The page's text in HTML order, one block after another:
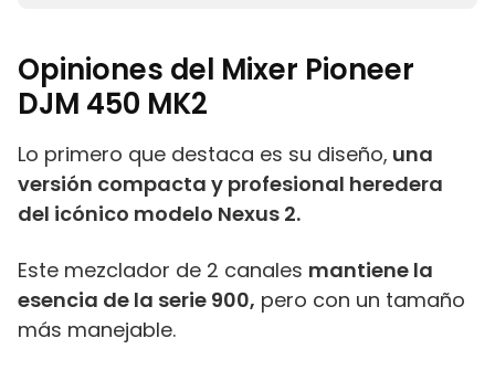
Opiniones del Mixer Pioneer
DJM 450 MK2
Lo primero que destaca es su diseño, una
versión compacta y profesional heredera
del icónico modelo Nexus 2.
Este mezclador de 2 canales mantiene la
esencia de la serie 900, pero con un tamaño
más manejable.